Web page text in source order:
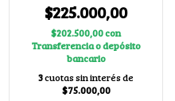
$225.000,00
$202.500,00con
Transferencia o depósito
bancario
3cuotas sin interés de
$75.000,00